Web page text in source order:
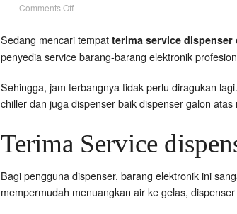
Comments Offon
di
Jakarta
Barat
Sedang mencari tempat terima service dispenser
penyedia service barang-barang elektronik
Sehingga, jam terbangnya tidak perlu diragukan
chiller dan juga dispenser baik dispenser galon
Terima Service
Bagi pengguna dispenser, barang elektronik ini
mempermudah menuangkan air ke gelas,